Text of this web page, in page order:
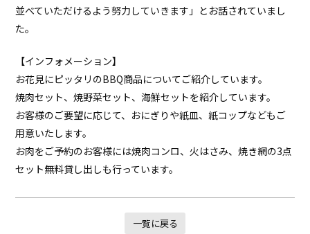
並べていただけるよう努力していきます」とお話されていまし
た。
【インフォメーション】
お花見にピッタリのBBQ商品についてご紹介しています。
焼肉セット、焼野菜セット、海鮮セットを紹介しています。
お客様のご要望に応じて、おにぎりや紙皿、紙コップなどもご
用意いたします。
お肉をご予約のお客様には焼肉コンロ、火はさみ、焼き網の3点
セット無料貸し出しも行っています。
一覧に戻る